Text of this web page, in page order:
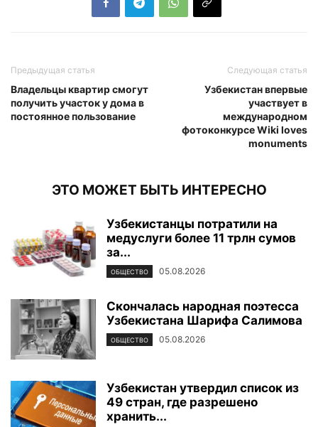
Предыдущая статья
Владельцы квартир смогут
получить участок у дома в
постоянное пользование
Следующая статья
Узбекистан впервые
участвует в
международном
фотоконкурсе Wiki loves
monuments
ЭТО МОЖЕТ БЫТЬ ИНТЕРЕСНО
Узбекистанцы потратили на
медуслуги более 11 трлн сумов
за...
ОБЩЕСТВО 05.08.2026
Скончалась народная поэтесса
Узбекистана Шарифа Салимова
ОБЩЕСТВО 05.08.2026
Узбекистан утвердил список из
49 стран, где разрешено
хранить...